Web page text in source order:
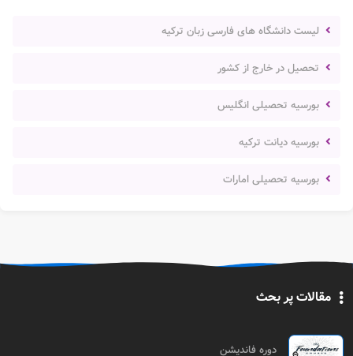
لیست دانشگاه های فارسی زبان ترکیه
تحصیل در خارج از کشور
بورسیه تحصیلی انگلیس
بورسیه دیانت ترکیه
بورسیه تحصیلی امارات
مقالات پر بحث
دوره فاندیشن